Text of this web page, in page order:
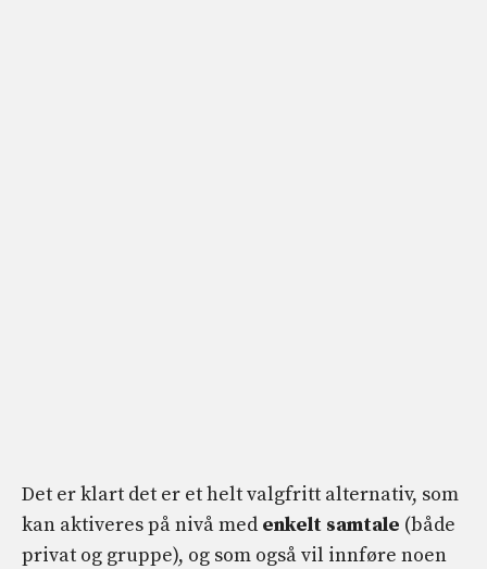
Det er klart det er et helt valgfritt alternativ, som
kan aktiveres på nivå med enkelt samtale (både
privat og gruppe), og som også vil innføre noen